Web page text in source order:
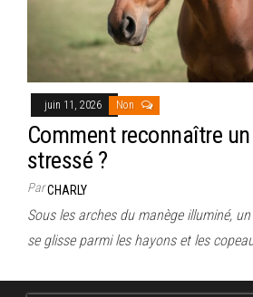
juin 11, 2026 Non
Comment reconnaître
stressé ?
ParCHARLY
Sous les arches du manège illuminé,
se glisse parmi les hayons et les